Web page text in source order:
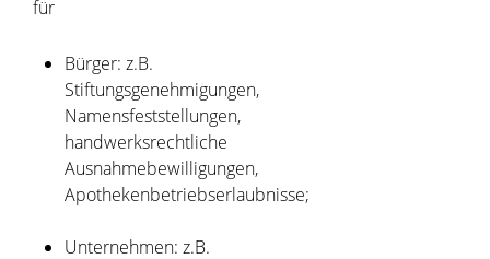
für
Bürger: z.B.
Stiftungsgenehmigungen,
Namensfeststellungen,
handwerksrechtliche
Ausnahmebewilligungen,
Apothekenbetriebserlaubnisse;
Unternehmen: z.B.